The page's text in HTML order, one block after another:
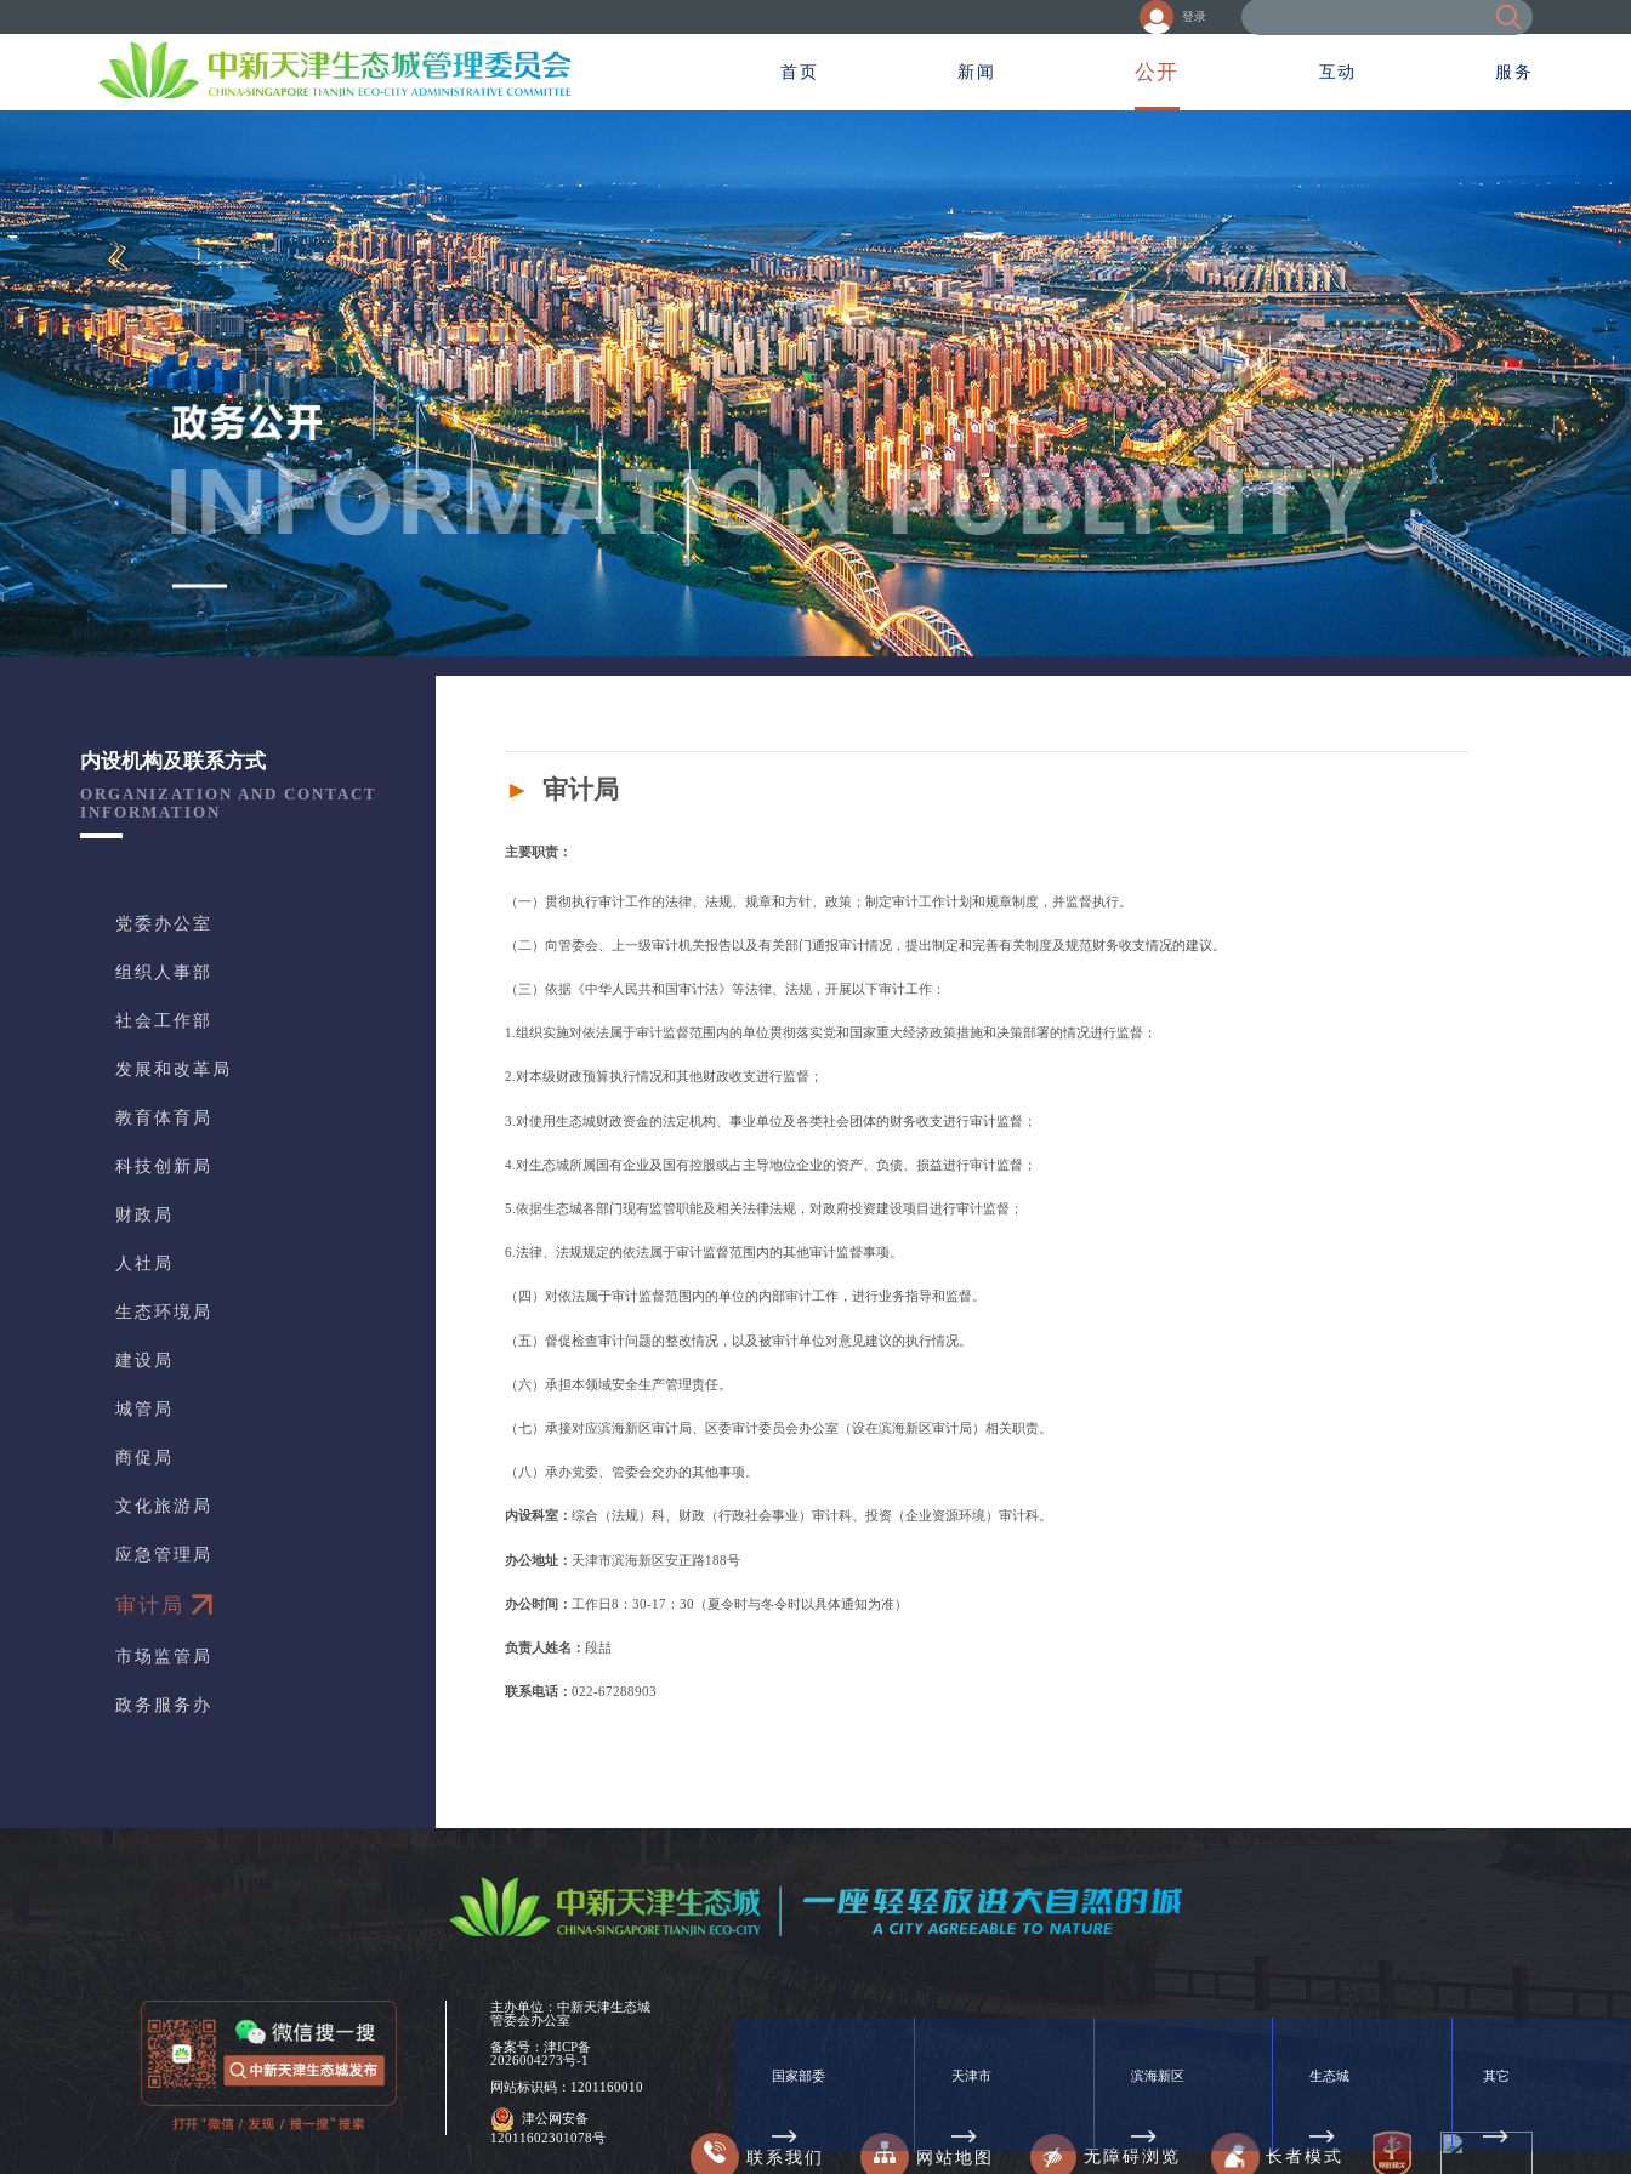
登录
首页 新闻 公开 互动 服务
内设机构及联系方式
ORGANIZATION AND CONTACT
INFORMATION
党委办公室
组织人事部
社会工作部
发展和改革局
教育体育局
科技创新局
财政局
人社局
生态环境局
建设局
城管局
商促局
文化旅游局
应急管理局
审计局
市场监管局
政务服务办
群团工作部
图书档案馆
► 审计局
主要职责：
（一）贯彻执行审计工作的法律、法规、规章和方针、政策；制定审计工作计划和规章制度，并监督执行。
（二）向管委会、上一级审计机关报告以及有关部门通报审计情况，提出制定和完善有关制度及规范财务收支情况的建议。
（三）依据《中华人民共和国审计法》等法律、法规，开展以下审计工作：
1.组织实施对依法属于审计监督范围内的单位贯彻落实党和国家重大经济政策措施和决策部署的情况进行监督；
2.对本级财政预算执行情况和其他财政收支进行监督；
3.对使用生态城财政资金的法定机构、事业单位及各类社会团体的财务收支进行审计监督；
4.对生态城所属国有企业及国有控股或占主导地位企业的资产、负债、损益进行审计监督；
5.依据生态城各部门现有监管职能及相关法律法规，对政府投资建设项目进行审计监督；
6.法律、法规规定的依法属于审计监督范围内的其他审计监督事项。
（四）对依法属于审计监督范围内的单位的内部审计工作，进行业务指导和监督。
（五）督促检查审计问题的整改情况，以及被审计单位对意见建议的执行情况。
（六）承担本领域安全生产管理责任。
（七）承接对应滨海新区审计局、区委审计委员会办公室（设在滨海新区审计局）相关职责。
（八）承办党委、管委会交办的其他事项。
内设科室：综合（法规）科、财政（行政社会事业）审计科、投资（企业资源环境）审计科。
办公地址： 天津市滨海新区安正路188号
办公时间： 工作日8：30-17：30 （夏令时与冬令时以具体通知为准）
负责人姓名：段喆
联系电话：022-67288903
主办单位：中新天津生态城
管委会办公室
备案号：津ICP备
2026004273号-1
网站标识码：1201160010
津公网安备
12011602301078号
联系我们 网站地图 无障碍浏览 长者模式
国家部委 天津市 滨海新区 生态城 其它